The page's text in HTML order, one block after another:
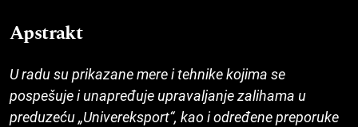
Apstrakt
U radu su prikazane mere i tehnike kojima se
pospešuje i unapređuje upravaljanje zalihama u
preduzeću „Univereksport“, kao i određene preporuke